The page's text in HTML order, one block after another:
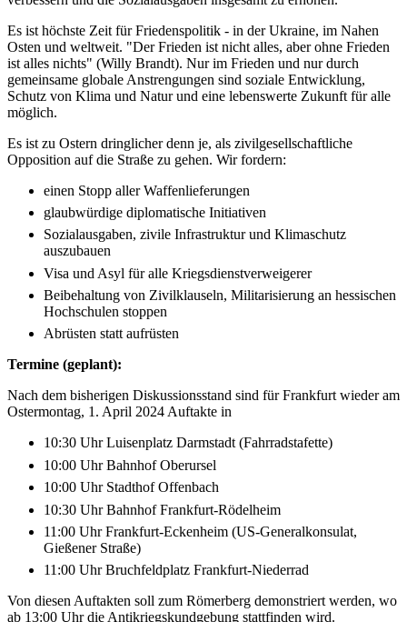
Es ist höchste Zeit für Friedenspolitik - in der Ukraine, im Nahen
Osten und weltweit. "Der Frieden ist nicht alles, aber ohne Frieden
ist alles nichts" (Willy Brandt). Nur im Frieden und nur durch
gemeinsame globale Anstrengungen sind soziale Entwicklung,
Schutz von Klima und Natur und eine lebenswerte Zukunft für alle
möglich.
Es ist zu Ostern dringlicher denn je, als zivilgesellschaftliche
Opposition auf die Straße zu gehen. Wir fordern:
einen Stopp aller Waffenlieferungen
glaubwürdige diplomatische Initiativen
Sozialausgaben, zivile Infrastruktur und Klimaschutz
auszubauen
Visa und Asyl für alle Kriegsdienstverweigerer
Beibehaltung von Zivilklauseln, Militarisierung an hessischen
Hochschulen stoppen
Abrüsten statt aufrüsten
Termine (geplant):
Nach dem bisherigen Diskussionsstand sind für Frankfurt wieder am
Ostermontag, 1. April 2024 Auftakte in
10:30 Uhr Luisenplatz Darmstadt (Fahrradstafette)
10:00 Uhr Bahnhof Oberursel
10:00 Uhr Stadthof Offenbach
10:30 Uhr Bahnhof Frankfurt-Rödelheim
11:00 Uhr Frankfurt-Eckenheim (US-Generalkonsulat,
Gießener Straße)
11:00 Uhr Bruchfeldplatz Frankfurt-Niederrad
Von diesen Auftakten soll zum Römerberg demonstriert werden, wo
ab 13:00 Uhr die Antikriegskundgebung stattfinden wird.